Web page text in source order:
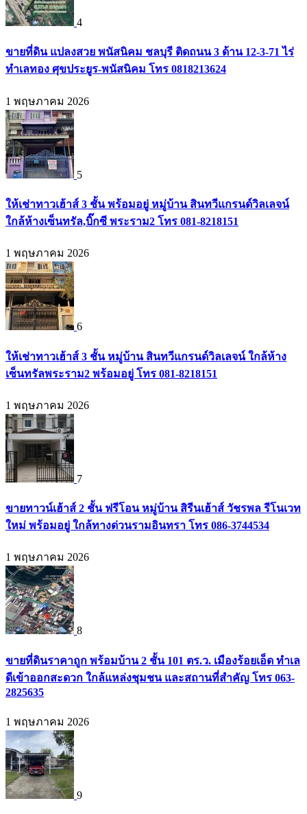
4
ขายที่ดิน แปลงสวย พนัสนิคม ชลบุรี ติดถนน 3 ด้าน 12-3-71 ไร่
ทำเลทอง ศุขประยูร-พนัสนิคม โทร 0818213624
1 พฤษภาคม 2026
5
ให้เช่าทาวเฮ้าส์ 3 ชั้น พร้อมอยู่ หมู่บ้าน สินทวีแกรนด์วิลเลจน์
ใกล้ห้างเซ็นทรัล,บิ๊กซี พระราม2 โทร 081-8218151
1 พฤษภาคม 2026
6
ให้เช่าทาวเฮ้าส์ 3 ชั้น หมู่บ้าน สินทวีแกรนด์วิลเลจน์ ใกล้ห้าง
เซ็นทรัลพระราม2 พร้อมอยู่ โทร 081-8218151
1 พฤษภาคม 2026
7
ขายทาวน์เฮ้าส์ 2 ชั้น ฟรีโอน หมู่บ้าน สิรีนเฮ้าส์ วัชรพล รีโนเวท
ใหม่ พร้อมอยู่ ใกล้ทางด่วนรามอินทรา โทร 086-3744534
1 พฤษภาคม 2026
8
ขายที่ดินราคาถูก พร้อมบ้าน 2 ชั้น 101 ตร.ว. เมืองร้อยเอ็ด ทำเล
ดีเข้าออกสะดวก ใกล้แหล่งชุมชน และสถานที่สำคัญ โทร 063-
2825635
1 พฤษภาคม 2026
9